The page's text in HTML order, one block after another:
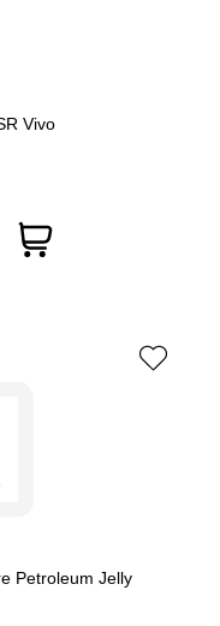
Vivo
Petroleum Jelly